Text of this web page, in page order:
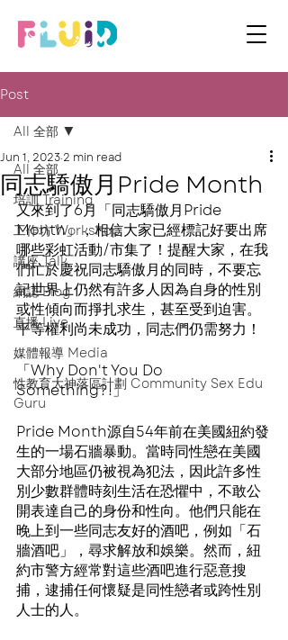
Post
All 全部
培訓 Training
工作坊 Workshop
講座 Talk
網誌 Blog
直播 Live
媒體報導 Media
性教育大神落區計劃 Community Sex Edu
Guru
All 全部
同志驕傲月Pride Month
Jun 1, 2023 2 min read
又來到了6月「同志驕傲月Pride
Month」，相信大家已經標記好要出席
哪些彩虹活動/市集了！提醒大家，在我
們忙於慶祝同志驕傲月的同時，不要忘
記世界上仍然有許多人因為自身的性別
或性傾向而掙扎求生，甚至受到迫害。
平等權利尚未成功，同志們仍需努力！
「Why Don't You Do
Something?!」
Pride Month源自54年前在美國紐約發
生的一場石牆暴動。當時同性戀在美國
大部分地區仍被視為犯法，因此許多性
別少數群體時刻生活在恐懼中，不敢公
開表達自己的身份和性向。他們只能在
晚上到一些同志友好的酒吧，例如「石
牆酒吧」，尋求解放和娛樂。然而，紐
約市警方經常對這些酒吧進行惡意搜
捕，逮捕任何懷疑是同性戀者或跨性別
人士的人。